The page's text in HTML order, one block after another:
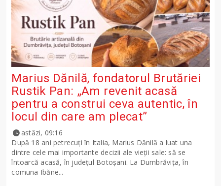
Marius Dănilă, fondatorul Brutăriei
Rustik Pan: „Am revenit acasă
pentru a construi ceva autentic, în
locul din care am plecat”
astăzi, 09:16
După 18 ani petrecuți în Italia, Marius Dănilă a luat una
dintre cele mai importante decizii ale vieții sale: să se
întoarcă acasă, în județul Botoșani. La Dumbrăvița, în
comuna Ibăne...